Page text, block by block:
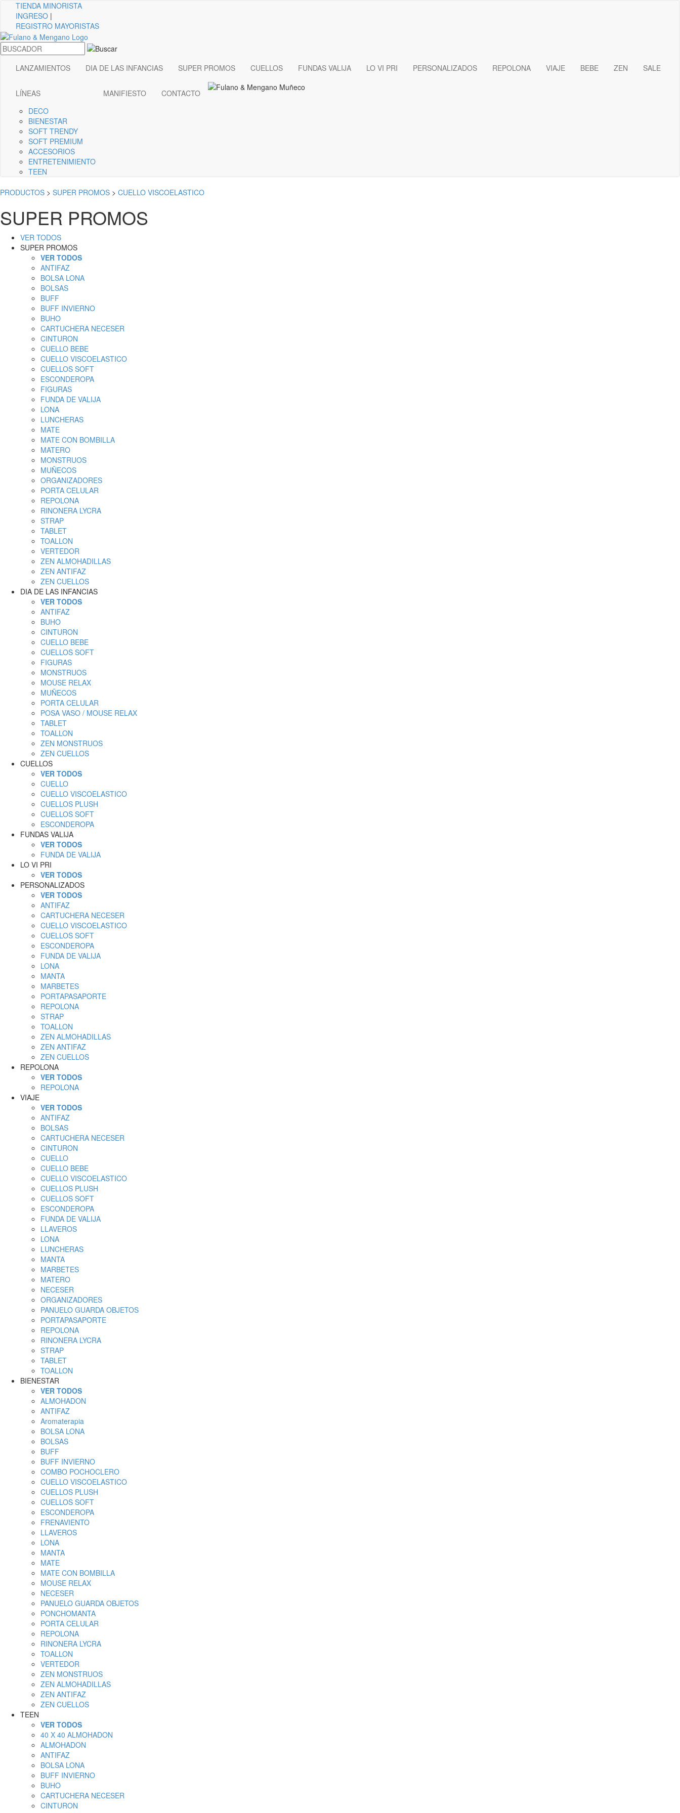
TIENDA MINORISTA
INGRESO |
REGISTRO MAYORISTAS
LANZAMIENTOS DIA DE LAS INFANCIAS SUPER PROMOS CUELLOS FUNDAS VALIJA LO VI PRI PERSONALIZADOS REPOLONA VIAJE BEBE ZEN SALE
LÍNEAS
DECO
BIENESTAR
SOFT TRENDY
SOFT PREMIUM
ACCESORIOS
ENTRETENIMIENTO
TEEN
MANIFIESTO CONTACTO
PRODUCTOS > SUPER PROMOS > CUELLO VISCOELASTICO
SUPER PROMOS
VER TODOS
SUPER PROMOS
VER TODOS
ANTIFAZ
BOLSA LONA
BOLSAS
BUFF
BUFF INVIERNO
BUHO
CARTUCHERA NECESER
CINTURON
CUELLO BEBE
CUELLO VISCOELASTICO
CUELLOS SOFT
ESCONDEROPA
FIGURAS
FUNDA DE VALIJA
LONA
LUNCHERAS
MATE
MATE CON BOMBILLA
MATERO
MONSTRUOS
MUÑECOS
ORGANIZADORES
PORTA CELULAR
REPOLONA
RINONERA LYCRA
STRAP
TABLET
TOALLON
VERTEDOR
ZEN ALMOHADILLAS
ZEN ANTIFAZ
ZEN CUELLOS
DIA DE LAS INFANCIAS
VER TODOS
ANTIFAZ
BUHO
CINTURON
CUELLO BEBE
CUELLOS SOFT
FIGURAS
MONSTRUOS
MOUSE RELAX
MUÑECOS
PORTA CELULAR
POSA VASO / MOUSE RELAX
TABLET
TOALLON
ZEN MONSTRUOS
ZEN CUELLOS
CUELLOS
VER TODOS
CUELLO
CUELLO VISCOELASTICO
CUELLOS PLUSH
CUELLOS SOFT
ESCONDEROPA
FUNDAS VALIJA
VER TODOS
FUNDA DE VALIJA
LO VI PRI
VER TODOS
PERSONALIZADOS
VER TODOS
ANTIFAZ
CARTUCHERA NECESER
CUELLO VISCOELASTICO
CUELLOS SOFT
ESCONDEROPA
FUNDA DE VALIJA
LONA
MANTA
MARBETES
PORTAPASAPORTE
REPOLONA
STRAP
TOALLON
ZEN ALMOHADILLAS
ZEN ANTIFAZ
ZEN CUELLOS
REPOLONA
VER TODOS
REPOLONA
VIAJE
VER TODOS
ANTIFAZ
BOLSAS
CARTUCHERA NECESER
CINTURON
CUELLO
CUELLO BEBE
CUELLO VISCOELASTICO
CUELLOS PLUSH
CUELLOS SOFT
ESCONDEROPA
FUNDA DE VALIJA
LLAVEROS
LONA
LUNCHERAS
MANTA
MARBETES
MATERO
NECESER
ORGANIZADORES
PANUELO GUARDA OBJETOS
PORTAPASAPORTE
REPOLONA
RINONERA LYCRA
STRAP
TABLET
TOALLON
BIENESTAR
VER TODOS
ALMOHADON
ANTIFAZ
Aromaterapia
BOLSA LONA
BOLSAS
BUFF
BUFF INVIERNO
COMBO POCHOCLERO
CUELLO VISCOELASTICO
CUELLOS PLUSH
CUELLOS SOFT
ESCONDEROPA
FRENAVIENTO
LLAVEROS
LONA
MANTA
MATE
MATE CON BOMBILLA
MOUSE RELAX
NECESER
PANUELO GUARDA OBJETOS
PONCHOMANTA
PORTA CELULAR
REPOLONA
RINONERA LYCRA
TOALLON
VERTEDOR
ZEN MONSTRUOS
ZEN ALMOHADILLAS
ZEN ANTIFAZ
ZEN CUELLOS
TEEN
VER TODOS
40 X 40 ALMOHADON
ALMOHADON
ANTIFAZ
BOLSA LONA
BUFF INVIERNO
BUHO
CARTUCHERA NECESER
CINTURON